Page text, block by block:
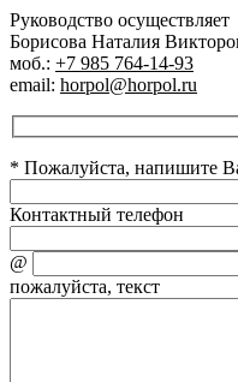
Руководство осуществляет
Борисова Наталия
моб.: +7 985 764-14-93
email: horpol@horpol.ru
* Пожалуйста, напишите
Контактный телефон
@
пожалуйста, текст